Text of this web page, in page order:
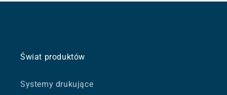
Świat produktów
Systemy drukujące